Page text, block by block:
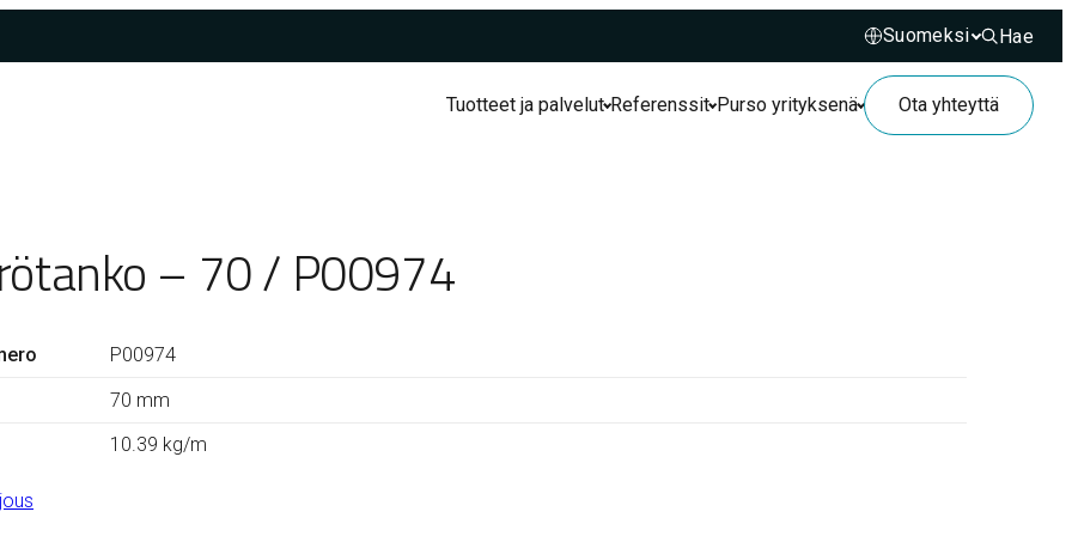
Hae
Hae
Tuotteet ja palvelut Referenssit Purso yrityksenä Ota yhteyttä
– 70 / P00974
P00974
70 mm
10.39 kg/m